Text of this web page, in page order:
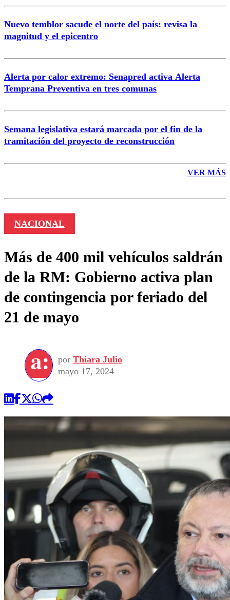
Nuevo temblor sacude el norte del país: revisa la
magnitud y el epicentro
Alerta por calor extremo: Senapred activa Alerta
Temprana Preventiva en tres comunas
Semana legislativa estará marcada por el fin de la
tramitación del proyecto de reconstrucción
VER MÁS
NACIONAL
Más de 400 mil vehículos saldrán
de la RM: Gobierno activa plan
de contingencia por feriado del
21 de mayo
por Thiara Julio
mayo 17, 2024